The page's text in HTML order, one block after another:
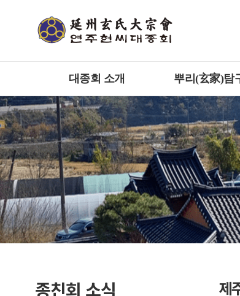
대종회 소개 뿌리(玄家)탐
종친회 소식 제